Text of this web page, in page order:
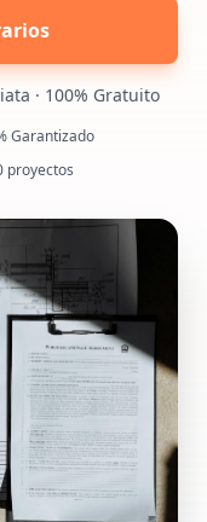
· 100% Gratuito
Garantizado
proyectos